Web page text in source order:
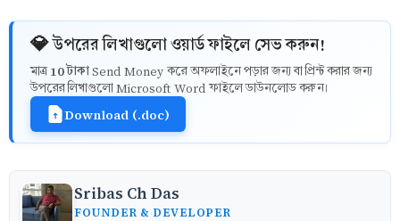
💎 উপরের লিখাগুলো ওয়ার্ড ফাইলে সেভ করুন!
মাত্র 10 টাকাSend Money করে অফলাইনে পড়ার জন্য বা প্রিন্ট করার জন্য
উপরের লিখাগুলো Microsoft Word ফাইলে ডাউনলোড করুন।
Download (.doc)
Sribas Ch Das
FOUNDER & DEVELOPER